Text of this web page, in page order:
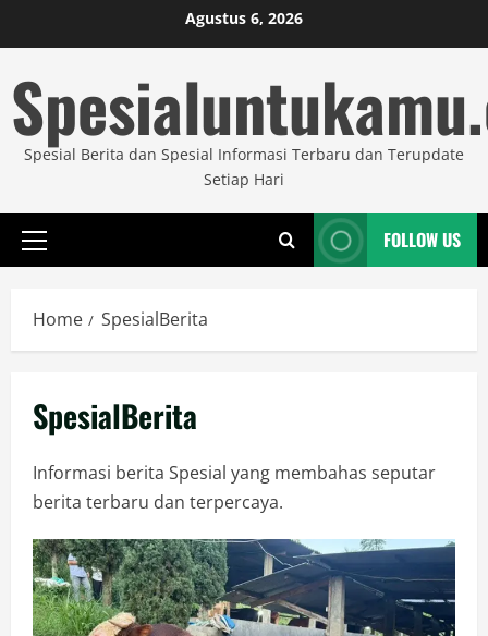
to
Agustus 6, 2026
Spesial Berita dan Spesial Informasi Terbaru dan Terupdate
Setiap Hari
Primary
FOLLOW US
Home SpesialBerita
SpesialBerita
Informasi berita Spesial yang membahas seputar
berita terbaru dan terpercaya.